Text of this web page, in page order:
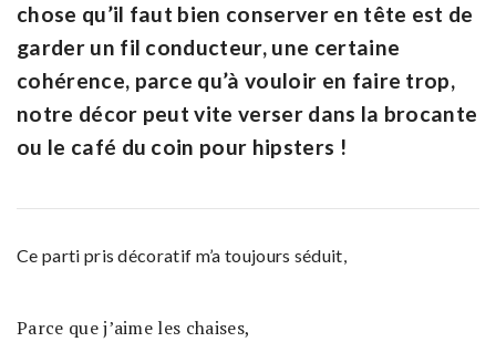
chose qu’il faut bien conserver en tête est de
garder un fil conducteur, une certaine
cohérence, parce qu’à vouloir en faire trop,
notre décor peut vite verser dans la brocante
ou le café du coin pour hipsters !
Ce parti pris décoratif m’a toujours séduit,
Parce que j’aime les chaises,